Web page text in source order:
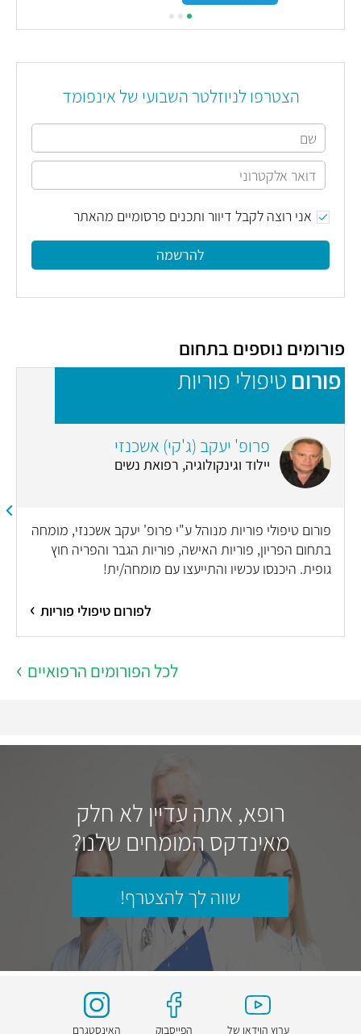
הצטרפו לניוזלטר השבועי של אינפומד
אני רוצה לקבל דיוור ותכנים פרסומיים מהאתר
להרשמה
פורומים נוספים בתחום
פורום טיפולי פוריות
פרופ' יעקב (ג'קי) אשכנזי
יילוד וגינקולוגיה, רפואת נשים
פורום טיפולי פוריות מנוהל ע"י פרופ' יעקב אשכנזי, מומחה
בתחום הפריון, פוריות האישה, פוריות הגבר והפריה חוץ
גופית. היכנסו עכשיו והתייעצו עם מומחה/ית!
לפורום טיפולי פוריות
לכל הפורומים הרפואיים
רופא, אתה עדיין לא חלק
מאינדקס המומחים שלנו?
שווה לך להצטרף!
ערוץ הוידאו של הפייסבוק האינסטגרם